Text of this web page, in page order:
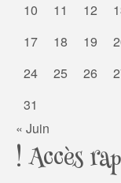
10
11 12
17
18 19
24
25 26
31
« Juin
! Accès